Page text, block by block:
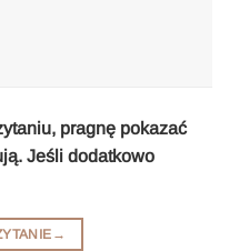
pragnę pokazać
Jeśli dodatkowo
→